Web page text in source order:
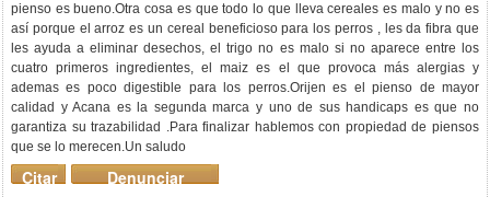
pienso es bueno.Otra cosa es que todo lo que lleva cereales es malo y no es
así porque el arroz es un cereal beneficioso para los perros , les da fibra que
les ayuda a eliminar desechos, el trigo no es malo si no aparece entre los
cuatro primeros ingredientes, el maiz es el que provoca más alergias y
ademas es poco digestible para los perros.Orijen es el pienso de mayor
calidad y Acana es la segunda marca y uno de sus handicaps es que no
garantiza su trazabilidad .Para finalizar hablemos con propiedad de piensos
que se lo merecen.Un saludo
Denunciar
Citar